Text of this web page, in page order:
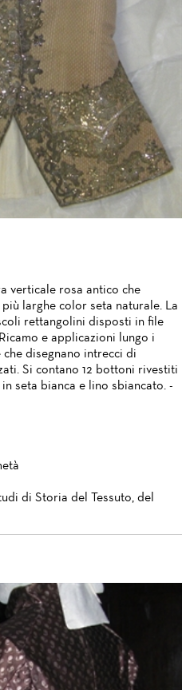
verticale rosa antico che
larghe color seta naturale. La
rettangolini disposti in file
e applicazioni lungo i
disegnano intrecci di
Si contano 12 bottoni rivestiti
seta bianca e lino sbiancato. -
di Storia del Tessuto, del